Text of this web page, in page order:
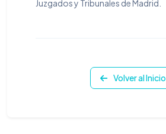
Juzgados y Tribunales de Madrid.
Volver al Inicio